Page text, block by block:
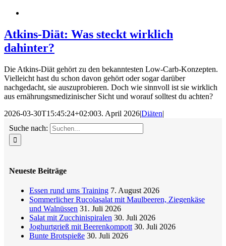
Atkins-Diät: Was steckt wirklich
dahinter?
Die Atkins-Diät gehört zu den bekanntesten Low-Carb-Konzepten.
Vielleicht hast du schon davon gehört oder sogar darüber
nachgedacht, sie auszuprobieren. Doch wie sinnvoll ist sie wirklich
aus ernährungsmedizinischer Sicht und worauf solltest du achten?
2026-03-30T15:45:24+02:003. April 2026|Diäten|
Suche nach:
Neueste Beiträge
Essen rund ums Training 7. August 2026
Sommerlicher Rucolasalat mit Maulbeeren, Ziegenkäse
und Walnüssen 31. Juli 2026
Salat mit Zucchinispiralen 30. Juli 2026
Joghurtgrieß mit Beerenkompott 30. Juli 2026
Bunte Brotspieße 30. Juli 2026